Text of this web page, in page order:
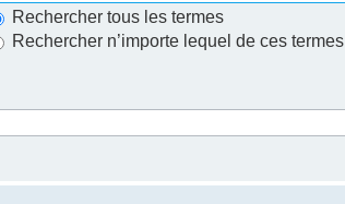
Rechercher tous les termes
Rechercher n’importe lequel de ces termes